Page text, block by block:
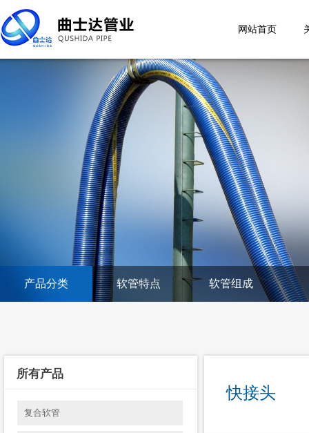
网站首页
产品分类 软管特点 软管组成
所有产品
复合软管
快接头